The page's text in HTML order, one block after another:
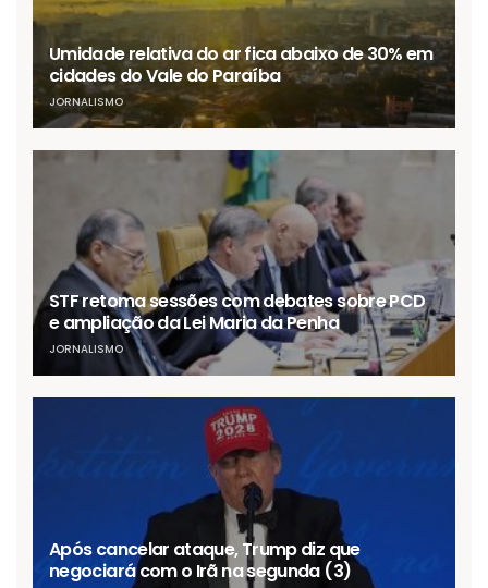
Umidade relativa do ar fica abaixo de 30% em
cidades do Vale do Paraíba
JORNALISMO
STF retoma sessões com debates sobre PCD
e ampliação da Lei Maria da Penha
JORNALISMO
Após cancelar ataque, Trump diz que
negociará com o Irã na segunda (3)